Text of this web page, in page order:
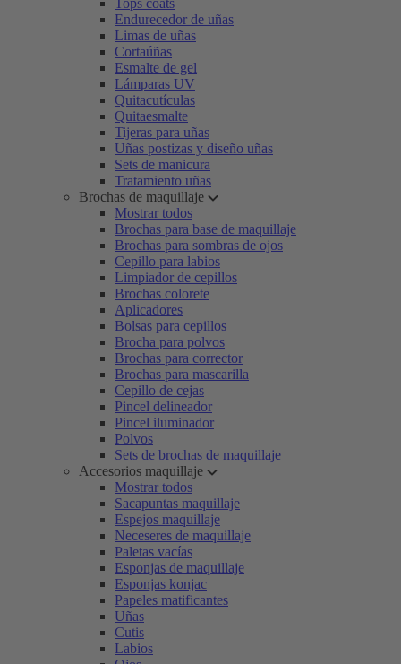
Tops coats
Endurecedor de uñas
Limas de uñas
Cortaúñas
Esmalte de gel
Lámparas UV
Quitacutículas
Quitaesmalte
Tijeras para uñas
Uñas postizas y diseño uñas
Sets de manicura
Tratamiento uñas
Brochas de maquillaje
Mostrar todos
Brochas para base de maquillaje
Brochas para sombras de ojos
Cepillo para labios
Limpiador de cepillos
Brochas colorete
Aplicadores
Bolsas para cepillos
Brocha para polvos
Brochas para corrector
Brochas para mascarilla
Cepillo de cejas
Pincel delineador
Pincel iluminador
Polvos
Sets de brochas de maquillaje
Accesorios maquillaje
Mostrar todos
Sacapuntas maquillaje
Espejos maquillaje
Neceseres de maquillaje
Paletas vacías
Esponjas de maquillaje
Esponjas konjac
Papeles matificantes
Uñas
Cutis
Labios